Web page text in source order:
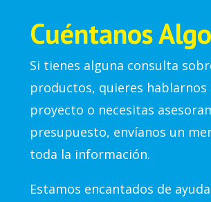
Cuéntanos Algo
Si tienes alguna consulta
productos, quieres hablarnos
proyecto o necesitas
presupuesto, envíanos un
toda la información.
Estamos encantados de